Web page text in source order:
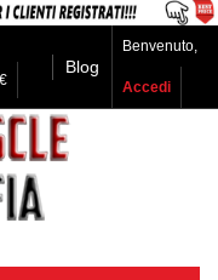
Blog
Benvenuto,
Accedi